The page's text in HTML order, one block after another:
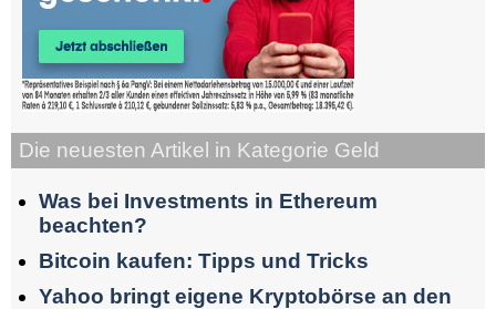
Die neuesten Artikel in Kategorie Geld
Was bei Investments in Ethereum
beachten?
Bitcoin kaufen: Tipps und Tricks
Yahoo bringt eigene Kryptobörse an den